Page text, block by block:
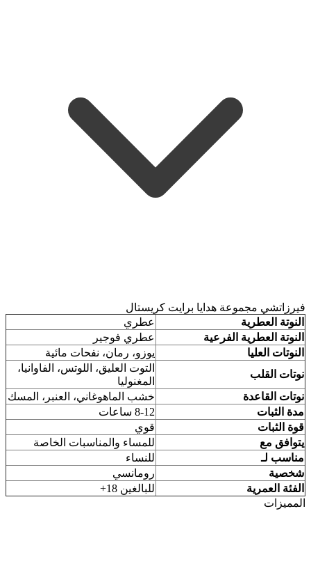
فيرزاتشي مجموعة هدايا برايت كريستال
النوتة العطرية
عطري
النوتة العطرية الفرعية
عطري فوجير
النوتات العليا
يوزو، رمان، نفحات مائية
نوتات القلب
التوت العليق، اللوتس، الفاوانيا،
المغنوليا
نوتات القاعدة
خشب الماهوغاني، العنبر، المسك
مدة الثبات
8-12 ساعات
قوة الثبات
قوي
يتوافق مع
للمساء والمناسبات الخاصة
مناسب لـ
للنساء
شخصية
رومانسي
الفئة العمرية
للبالغين 18+
المميزات